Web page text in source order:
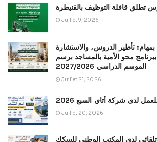
تطلق قافلة التوظيف بالقنيطرة
Juillet 9, 2026
بمهام: تأطير الدروس، والاستشارة
ببرنامج محو الأمية بالمساجد برسم
الموسم الدراسي 2027/2026
Juillet 21, 2026
لدى شركة أتاي السبع 2026
Juillet 20, 2026
لدى المكتب الوطني للسكك